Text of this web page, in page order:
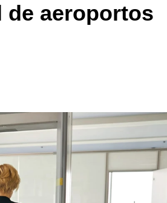
de aeroportos